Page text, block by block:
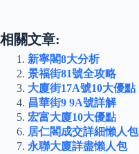
相關文章:
新寧閣8大分析
景福街81號全攻略
大廈街17A號10大優點
昌華街9 9A號詳解
宏富大廈10大優點
居仁閣成交詳細懶人包
永聯大廈詳盡懶人包